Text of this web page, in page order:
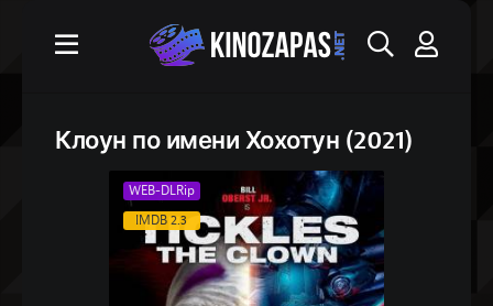
Клоун по имени Хохотун (2021)
WEB-DLRip
IMDB 2.3